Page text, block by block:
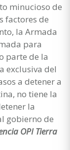
minucioso de
factores de
la Armada
para
parte de la
exclusiva del
a detener a
no tiene la
la
gobierno de
OPI Tierra